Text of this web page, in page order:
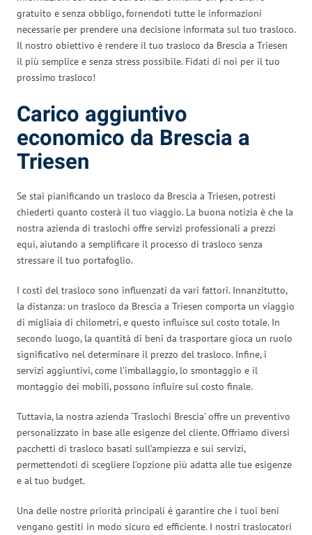
gratuito e senza obbligo, fornendoti tutte le informazioni
necessarie per prendere una decisione informata sul tuo trasloco.
Il nostro obiettivo è rendere il tuo trasloco da Brescia a Triesen
il più semplice e senza stress possibile. Fidati di noi per il tuo
prossimo trasloco!
Carico aggiuntivo
economico da Brescia a
Triesen
Se stai pianificando un trasloco da Brescia a Triesen, potresti
chiederti quanto costerà il tuo viaggio. La buona notizia è che la
nostra azienda di traslochi offre servizi professionali a prezzi
equi, aiutando a semplificare il processo di trasloco senza
stressare il tuo portafoglio.
I costi del trasloco sono influenzati da vari fattori. Innanzitutto,
la distanza: un trasloco da Brescia a Triesen comporta un viaggio
di migliaia di chilometri, e questo influisce sul costo totale. In
secondo luogo, la quantità di beni da trasportare gioca un ruolo
significativo nel determinare il prezzo del trasloco. Infine, i
servizi aggiuntivi, come l’imballaggio, lo smontaggio e il
montaggio dei mobili, possono influire sul costo finale.
Tuttavia, la nostra azienda ‘Traslochi Brescia’ offre un preventivo
personalizzato in base alle esigenze del cliente. Offriamo diversi
pacchetti di trasloco basati sull’ampiezza e sui servizi,
permettendoti di scegliere l’opzione più adatta alle tue esigenze
e al tuo budget.
Una delle nostre priorità principali è garantire che i tuoi beni
vengano gestiti in modo sicuro ed efficiente. I nostri traslocatori